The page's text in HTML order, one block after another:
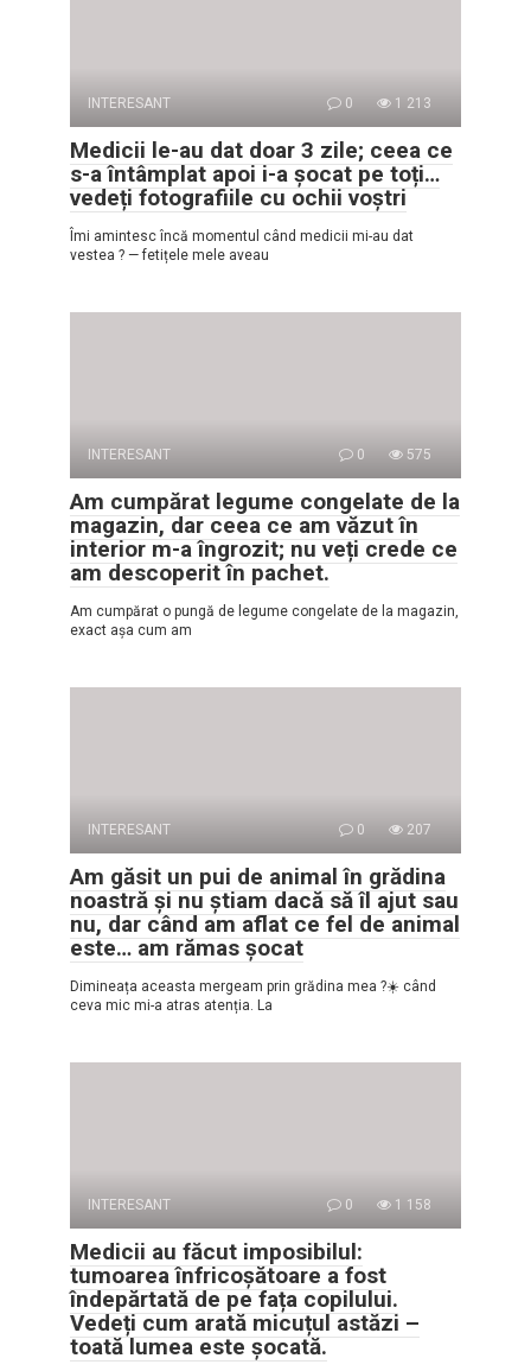
INTERESANT 0 1 213
Medicii le-au dat doar 3 zile; ceea ce
s-a întâmplat apoi i-a șocat pe toți…
vedeți fotografiile cu ochii voștri
Îmi amintesc încă momentul când medicii mi-au dat
vestea ? — fetițele mele aveau
INTERESANT 0 575
Am cumpărat legume congelate de la
magazin, dar ceea ce am văzut în
interior m-a îngrozit; nu veți crede ce
am descoperit în pachet.
Am cumpărat o pungă de legume congelate de la magazin,
exact așa cum am
INTERESANT 0 207
Am găsit un pui de animal în grădina
noastră și nu știam dacă să îl ajut sau
nu, dar când am aflat ce fel de animal
este… am rămas șocat
Dimineața aceasta mergeam prin grădina mea ?☀️ când
ceva mic mi-a atras atenția. La
INTERESANT 0 1 158
Medicii au făcut imposibilul:
tumoarea înfricoșătoare a fost
îndepărtată de pe fața copilului.
Vedeți cum arată micuțul astăzi –
toată lumea este șocată.